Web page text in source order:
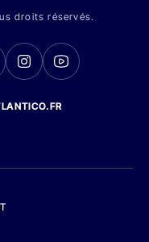
droits réservés.